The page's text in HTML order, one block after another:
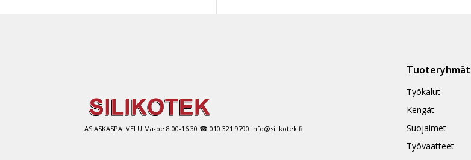
ASIASKASPALVELU Ma-pe 8.00-16.30 ☎ 010 321 9790 info@silikotek.fi
Tuoteryhmät
Työkalut
Kengät
Suojaimet
Työvaatteet